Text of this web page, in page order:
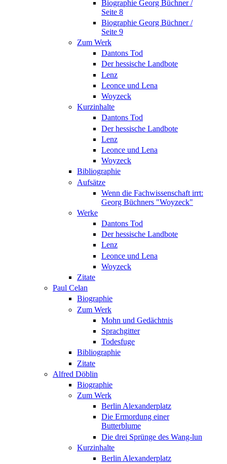
Biographie Georg Büchner /
Seite 8
Biographie Georg Büchner /
Seite 9
Zum Werk
Dantons Tod
Der hessische Landbote
Lenz
Leonce und Lena
Woyzeck
Kurzinhalte
Dantons Tod
Der hessische Landbote
Lenz
Leonce und Lena
Woyzeck
Bibliographie
Aufsätze
Wenn die Fachwissenschaft irrt:
Georg Büchners "Woyzeck"
Werke
Dantons Tod
Der hessische Landbote
Lenz
Leonce und Lena
Woyzeck
Zitate
Paul Celan
Biographie
Zum Werk
Mohn und Gedächtnis
Sprachgitter
Todesfuge
Bibliographie
Zitate
Alfred Döblin
Biographie
Zum Werk
Berlin Alexanderplatz
Die Ermordung einer
Butterblume
Die drei Sprünge des Wang-lun
Kurzinhalte
Berlin Alexanderplatz